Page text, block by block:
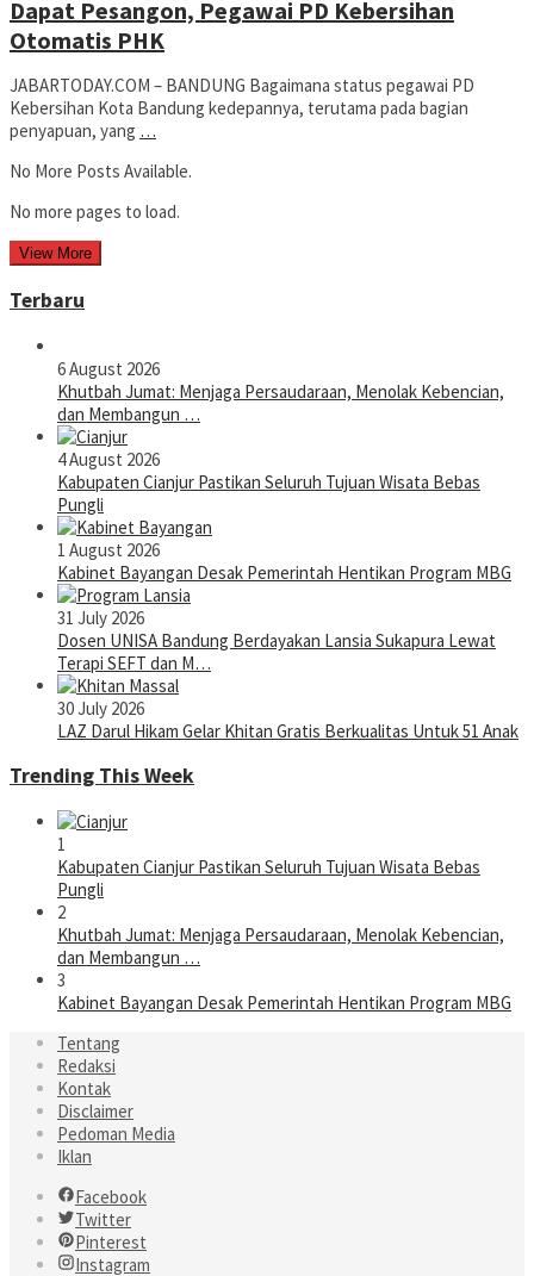
Dapat Pesangon, Pegawai PD Kebersihan
Otomatis PHK
JABARTODAY.COM – BANDUNG Bagaimana status pegawai PD
Kebersihan Kota Bandung kedepannya, terutama pada bagian
penyapuan, yang …
No More Posts Available.
No more pages to load.
View More
Terbaru
6 August 2026
Khutbah Jumat: Menjaga Persaudaraan, Menolak Kebencian,
dan Membangun …
4 August 2026
Kabupaten Cianjur Pastikan Seluruh Tujuan Wisata Bebas
Pungli
1 August 2026
Kabinet Bayangan Desak Pemerintah Hentikan Program MBG
31 July 2026
Dosen UNISA Bandung Berdayakan Lansia Sukapura Lewat
Terapi SEFT dan M…
30 July 2026
LAZ Darul Hikam Gelar Khitan Gratis Berkualitas Untuk 51 Anak
Trending This Week
1
Kabupaten Cianjur Pastikan Seluruh Tujuan Wisata Bebas
Pungli
2
Khutbah Jumat: Menjaga Persaudaraan, Menolak Kebencian,
dan Membangun …
3
Kabinet Bayangan Desak Pemerintah Hentikan Program MBG
Tentang
Redaksi
Kontak
Disclaimer
Pedoman Media
Iklan
Facebook
Twitter
Pinterest
Instagram